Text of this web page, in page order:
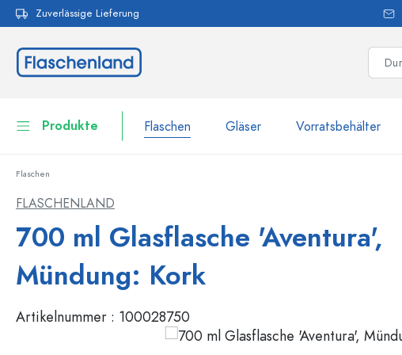
Zur Hauptnavigation springen
Zuverlässige Lieferung
Produkte Flaschen Gläser Vorratsbehälter
Gläser
Flaschen nach Marke
WECK-Flaschen
100 ml Flaschen
Flaschen
FLASCHENLAND
700 ml Glasflasche 'Aventura',
Mündung: Kork
Artikelnummer : 100028750